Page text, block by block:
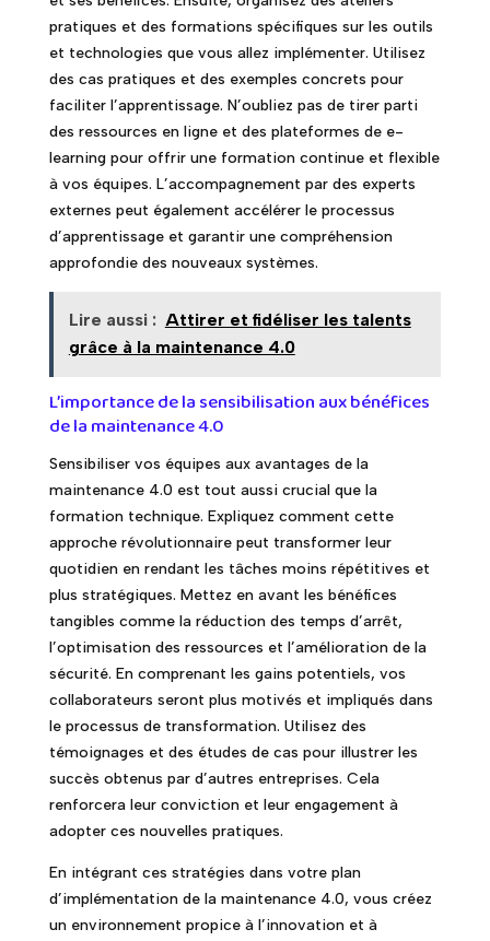
pratiques et des formations spécifiques sur les outils
et technologies que vous allez implémenter. Utilisez
des cas pratiques et des exemples concrets pour
faciliter l’apprentissage. N’oubliez pas de tirer parti
des ressources en ligne et des plateformes de e-
learning pour offrir une formation continue et flexible
à vos équipes. L’accompagnement par des experts
externes peut également accélérer le processus
d’apprentissage et garantir une compréhension
approfondie des nouveaux systèmes.
Lire aussi : Attirer et fidéliser les talents
grâce à la maintenance 4.0
L’importance de la sensibilisation aux bénéfices
de la maintenance 4.0
Sensibiliser vos équipes aux avantages de la
maintenance 4.0 est tout aussi crucial que la
formation technique. Expliquez comment cette
approche révolutionnaire peut transformer leur
quotidien en rendant les tâches moins répétitives et
plus stratégiques. Mettez en avant les bénéfices
tangibles comme la réduction des temps d’arrêt,
l’optimisation des ressources et l’amélioration de la
sécurité. En comprenant les gains potentiels, vos
collaborateurs seront plus motivés et impliqués dans
le processus de transformation. Utilisez des
témoignages et des études de cas pour illustrer les
succès obtenus par d’autres entreprises. Cela
renforcera leur conviction et leur engagement à
adopter ces nouvelles pratiques.
En intégrant ces stratégies dans votre plan
d’implémentation de la maintenance 4.0, vous créez
un environnement propice à l’innovation et à